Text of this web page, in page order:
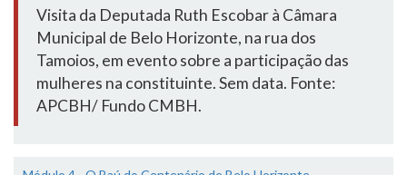
Visita da Deputada Ruth Escobar à Câmara
Municipal de Belo Horizonte, na rua dos
Tamoios, em evento sobre a participação das
mulheres na constituinte. Sem data. Fonte:
APCBH/ Fundo CMBH.